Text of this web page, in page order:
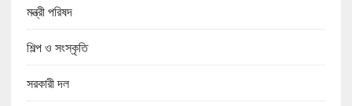
মন্ত্রী পরিষদ
শিল্প ও সংস্কৃতি
সরকারী দল